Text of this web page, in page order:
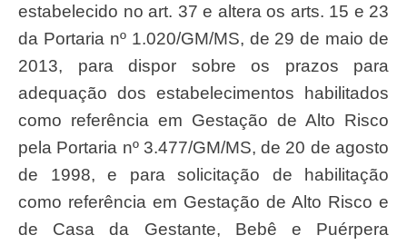
estabelecido no art. 37 e altera os arts. 15 e 23
da Portaria nº 1.020/GM/MS, de 29 de maio de
2013, para dispor sobre os prazos para
adequação dos estabelecimentos habilitados
como referência em Gestação de Alto Risco
pela Portaria nº 3.477/GM/MS, de 20 de agosto
de 1998, e para solicitação de habilitação
como referência em Gestação de Alto Risco e
de Casa da Gestante, Bebê e Puérpera